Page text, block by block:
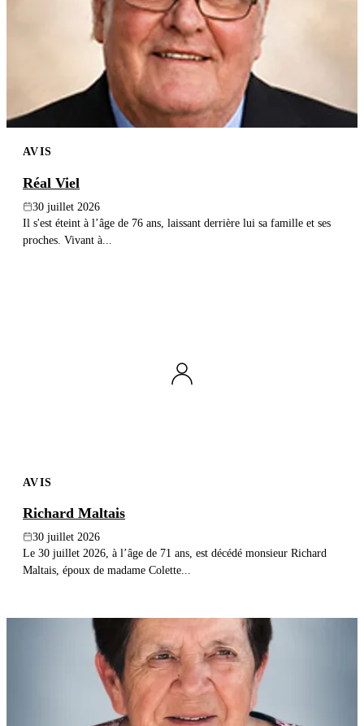
AVIS
Réal Viel
30 juillet 2026
Il s'est éteint à l’âge de 76 ans, laissant derrière lui sa famille et ses
proches. Vivant à...
AVIS
Richard Maltais
30 juillet 2026
Le 30 juillet 2026, à l’âge de 71 ans, est décédé monsieur Richard
Maltais, époux de madame Colette...